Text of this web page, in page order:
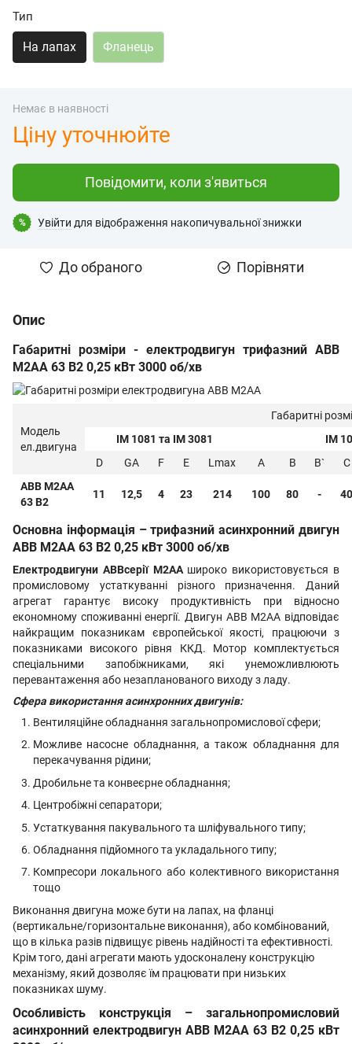
Тип
На лапах Фланець
Немає в наявності
Ціну уточнюйте
Повідомити, коли з'явиться
% Увійти для відображення накопичувальної знижки
До обраного Порівняти
Опис
Габаритні розміри - електродвигун трифазний ABB
M2AA 63 B2 0,25 кВт 3000 об/хв
Модель
ел.двигуна
Габаритні
IM 1081 та IM 3081
IM
D
GA F E Lmax A B B`
C
ABB M2AA
63 B2
11 12,5 4 23 214 100 80 - 40
Основна інформація – трифазний асинхронний двигун
ABB M2AA 63 B2 0,25 кВт 3000 об/хв
Електродвигуни ABBсерії M2AA широко використовується в
промисловому устаткуванні різного призначення. Даний
агрегат гарантує високу продуктивність при відносно
економному споживанні енергії. Двигун ABB M2AA відповідає
найкращим показникам європейської якості, працюючи з
показниками високого рівня ККД. Мотор комплектується
спеціальними запобіжниками, які унеможливлюють
перевантаження або незапланованого виходу з ладу.
Сфера використання асинхронних двигунів:
Вентиляційне обладнання загальнопромислової сфери;
Можливе насосне обладнання, а також обладнання для
перекачування рідини;
Дробильне та конвеєрне обладнання;
Центробіжні сепаратори;
Устаткування пакувального та шліфувального типу;
Обладнання підйомного та укладального типу;
Компресори локального або колективного використання
тощо
Виконання двигуна може бути на лапах, на фланці
(вертикальне/горизонтальне виконання), або комбінований,
що в кілька разів підвищує рівень надійності та ефективності.
Крім того, дані агрегати мають удосконалену конструкцію
механізму, який дозволяє їм працювати при низьких
показниках шуму.
Особливість конструкція – загальнопромисловий
асинхронний електродвигун ABB M2AA 63 B2 0,25 кВт